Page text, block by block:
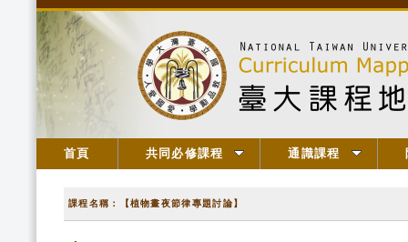
首頁 共同必修課程 通識課程
課程名稱：【植物晝夜節律專題討論】